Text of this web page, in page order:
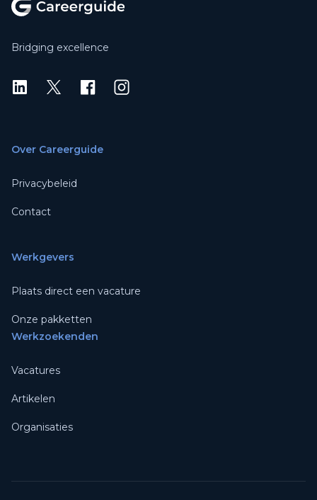
Bridging excellence
LinkedIn
X Instagram
Over Careerguide
Privacybeleid
Contact
Werkgevers
Plaats direct een vacature
Onze pakketten
Werkzoekenden
Vacatures
Artikelen
Organisaties